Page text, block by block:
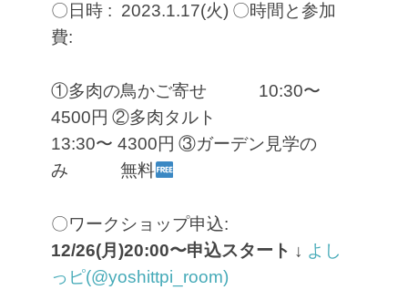
〇日時 : 2023.1.17(火) 〇時間と参加
費:
①多肉の鳥かご寄せ 10:30〜
4500円 ②多肉タルト
13:30〜 4300円 ③ガーデン見学の
み 無料
〇ワークショップ申込:
12/26(月)20:00〜申込スタート ↓ よし
っピ(@yoshittpi_room)